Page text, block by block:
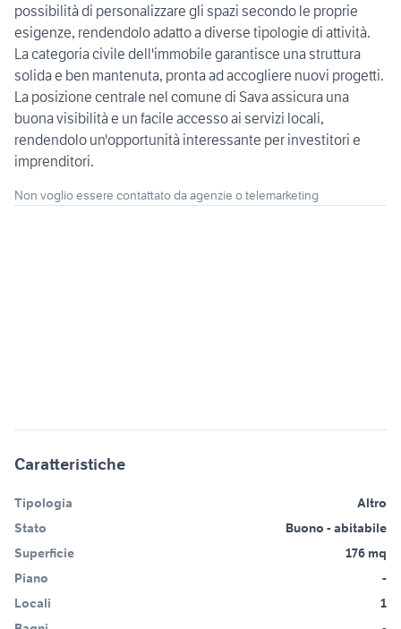
possibilità di personalizzare gli spazi secondo le proprie
esigenze, rendendolo adatto a diverse tipologie di attività.
La categoria civile dell'immobile garantisce una struttura
solida e ben mantenuta, pronta ad accogliere nuovi progetti.
La posizione centrale nel comune di Sava assicura una
buona visibilità e un facile accesso ai servizi locali,
rendendolo un'opportunità interessante per investitori e
imprenditori.
Non voglio essere contattato da agenzie o telemarketing
Caratteristiche
Tipologia
Altro
Stato
Buono - abitabile
Superficie
176 mq
Piano
-
Locali
1